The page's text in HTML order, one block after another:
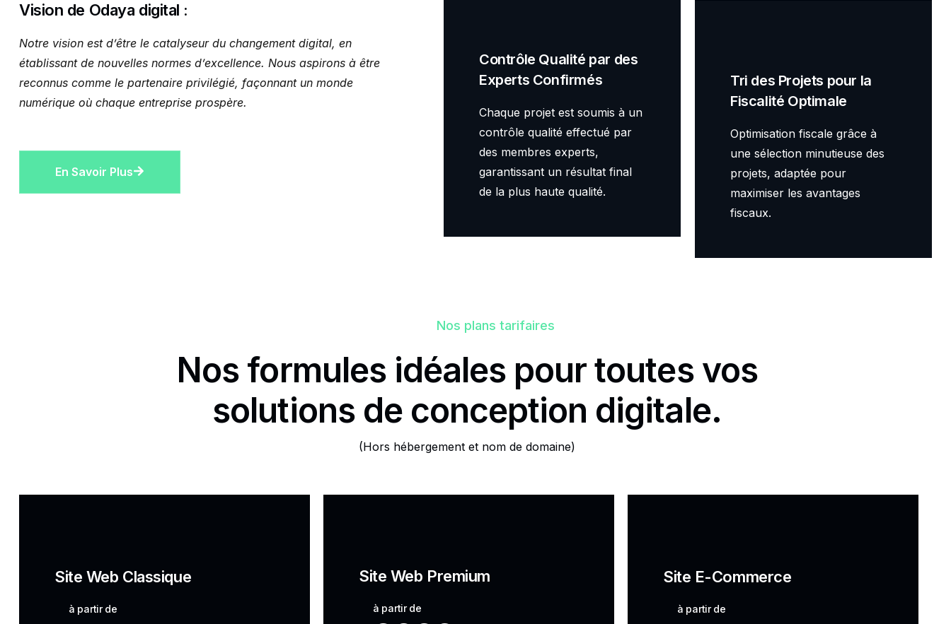
Vision de Odaya digital :
Notre vision est d’être le catalyseur du changement digital, en
établissant de nouvelles normes d’excellence. Nous aspirons à être
reconnus comme le partenaire privilégié, façonnant un monde
numérique où chaque entreprise prospère.
En Savoir Plus
Contrôle Qualité par des
Experts Confirmés
Chaque projet est soumis à un
contrôle qualité effectué par
des membres experts,
garantissant un résultat final
de la plus haute qualité.
Tri des Projets pour la
Fiscalité Optimale
Optimisation fiscale grâce à
une sélection minutieuse des
projets, adaptée pour
maximiser les avantages
fiscaux.
Nos plans tarifaires
Nos formules idéales pour toutes vos
solutions de conception digitale.
(Hors hébergement et nom de domaine)
Site Web Classique
à partir de
Site Web Premium
à partir de
Site E-Commerce
à partir de